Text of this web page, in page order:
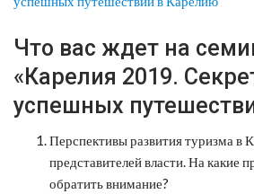
Что вас ждет на
«Карелия 2019.
успешных
Перспективы развития туризма в
представителей власти. На какие
обратить внимание?